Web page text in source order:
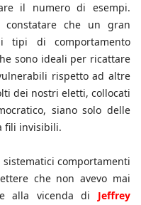
il numero di esempi.
che un gran
tipi di comportamento
sono ideali per ricattare
rispetto ad altre
dei nostri eletti, collocati
siano solo delle
fili invisibili.
comportamenti
che non avevo mai
alla vicenda di Jeffrey